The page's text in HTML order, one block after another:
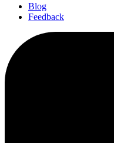
Blog
Feedback